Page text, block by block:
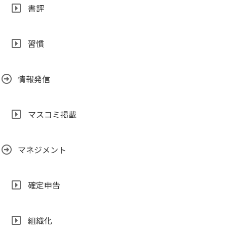
書評
習慣
情報発信
マスコミ掲載
マネジメント
確定申告
組織化